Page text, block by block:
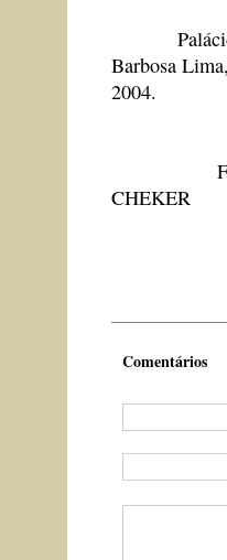
Barbosa
2004.
CHEKER
Comentários